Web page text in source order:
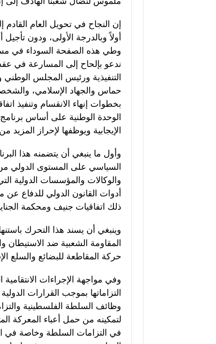
إن النجاح في تحويل العام
أولاً وبالدرجة الأولى، ودون
وطي هذه الصفحة السوداء في
ندعو بإلحاح إلى المسارعة في
التنفيذية ورئيس المجلس الوطني
حماس والجهاد الإسلامي،
بخطوات إنهاء الانقسام وتنفيذ
الوحدة الوطنية على أساس
الإيجابية ويوظفها لإحراز
وأول ما ينبغي أن يتضمنه هذا
السياسي على المستوى الدولي
والوكالات والمؤسسات الدولية
أدوات القانون الدولي للدفاع عن
ذلك اتفاقيات جنيف ومحكمة
وينبغي أن يسند هذا التحرك
المقاومة الشعبية ضد الاستيطان
حركة المقاطعة للبضائع والسلع
وفي مواجهة الإجراءات الانتقامية
التزاماتها بموجب القرارات
وظائف السلطة الفلسطينية
لتمكينه من حمل أعباء المعركة
في التزامات السلطة وخاصة في